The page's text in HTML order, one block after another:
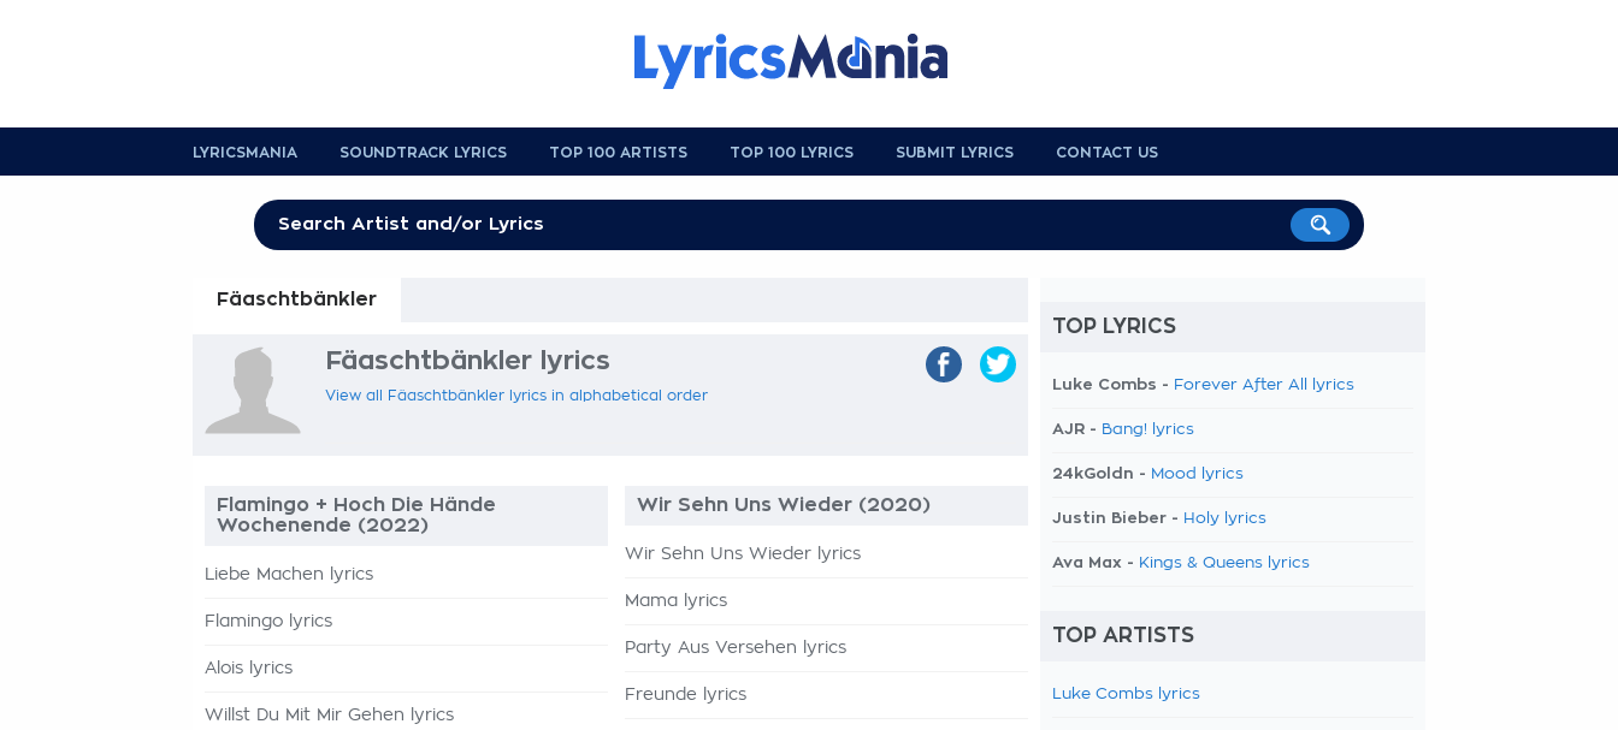
LYRICSMANIA SOUNDTRACK LYRICS TOP 100 ARTISTS TOP 100 LYRICS SUBMIT LYRICS CONTACT US
Fäaschtbänkler
Fäaschtbänkler lyrics
View all Fäaschtbänkler lyrics in alphabetical order
Flamingo + Hoch Die Hände
Wochenende (2022)
Liebe Machen lyrics
Flamingo lyrics
Alois lyrics
Willst Du Mit Mir Gehen lyrics
Wir Sehn Uns Wieder (2020)
Wir Sehn Uns Wieder lyrics
Mama lyrics
Party Aus Versehen lyrics
Freunde lyrics
TOP LYRICS
Luke Combs - Forever After All lyrics
AJR - Bang! lyrics
24kGoldn - Mood lyrics
Justin Bieber - Holy lyrics
Ava Max - Kings & Queens lyrics
TOP ARTISTS
Luke Combs lyrics